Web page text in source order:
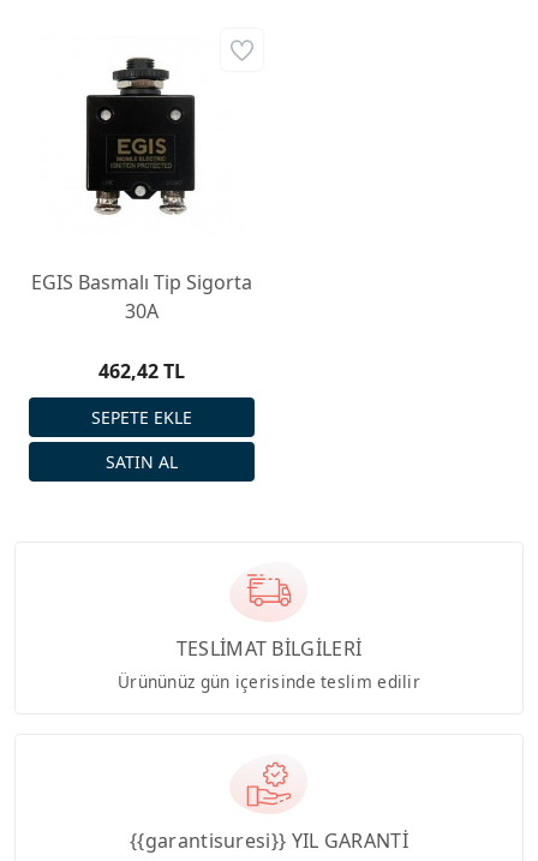
EGIS Basmalı Tip Sigorta
30A
462,42 TL
TESLİMAT BİLGİLERİ
Ürününüz gün içerisinde teslim edilir
{{garantisuresi}} YIL GARANTİ